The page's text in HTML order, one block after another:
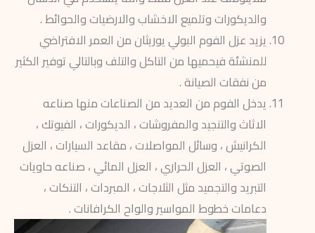
والديكورات وتلميع الاخشاب والارضيات والحوائط .
يزيد عزل الفوم البولي يوريثان من العمر الافتراضي
للمنشئة فيحميها من التاكل والتلف وبالتالي توفير الكثير
من نفقات الصيانة .
يدخل الفوم من العديد من الصناعات منها صناعه
الاثاث والتنجيد والمفروشات ، الديكورات ، الفيوتك ،
الكرانيش ، وسائل المواصلات ، مقاعد السيارات ، العزل
الصوتي ، العزل الحراري ، العزل المائي ، صناعه حاويات
التبريد والتجميد مثل الثلاجات ، المبردات ، التنكات ،
دعامات خطوط المواسير والواح الكرافانات .